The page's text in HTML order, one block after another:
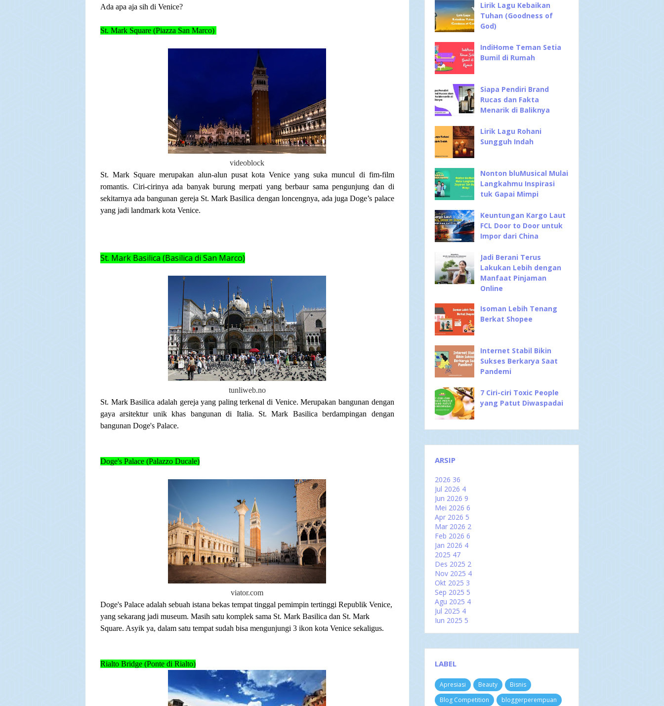
Ada apa aja sih di Venice?
St. Mark Square (Piazza San Marco)
videoblock
St. Mark Square merupakan alun-alun pusat kota Venice yang suka muncul di fim-film
romantis. Ciri-cirinya ada banyak burung merpati yang berbaur sama pengunjung dan di
sekitarnya ada bangunan gereja St. Mark Basilica dengan loncengnya, ada juga Doge’s palace
yang jadi landmark kota Venice.
St. Mark Basilica (Basilica di San Marco)
tunliweb.no
St. Mark Basilica adalah gereja yang paling terkenal di Venice. Merupakan bangunan dengan
gaya arsitektur unik khas bangunan di Italia. St. Mark Basilica berdampingan dengan
bangunan Doge's Palace.
Doge's Palace (Palazzo Ducale)
viator.com
Doge's Palace adalah sebuah istana bekas tempat tinggal pemimpin tertinggi Republik Venice,
yang sekarang jadi museum. Masih satu komplek sama St. Mark Basilica dan St. Mark
Square. Asyik ya, dalam satu tempat sudah bisa mengunjungi 3 ikon kota Venice sekaligus.
Rialto Bridge (Ponte di Rialto)
Lirik Lagu Kebaikan
Tuhan (Goodness of
God)
IndiHome Teman Setia
Bumil di Rumah
Siapa Pendiri Brand
Rucas dan Fakta
Menarik di Baliknya
Lirik Lagu Rohani
Sungguh Indah
Nonton bluMusical Mulai
Langkahmu Inspirasi
tuk Gapai Mimpi
Keuntungan Kargo Laut
FCL Door to Door untuk
Impor dari China
Jadi Berani Terus
Lakukan Lebih dengan
Manfaat Pinjaman
Online
Isoman Lebih Tenang
Berkat Shopee
Internet Stabil Bikin
Sukses Berkarya Saat
Pandemi
7 Ciri-ciri Toxic People
yang Patut Diwaspadai
ARSIP
2026 36
Jul 2026 4
Jun 2026 9
Mei 2026 6
Apr 2026 5
Mar 2026 2
Feb 2026 6
Jan 2026 4
2025 47
Des 2025 2
Nov 2025 4
Okt 2025 3
Sep 2025 5
Agu 2025 4
Jul 2025 4
Jun 2025 5
Mar 20256
Jan 2025
202460
Des 2024 3
Nov 20244
LABEL
Apresiasi Beauty
Bisnis
Blog Competition
bloggerperempuan